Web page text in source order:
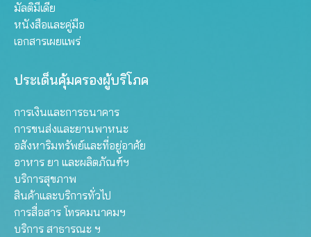
มัลติมีเดีย
หนังสือและคู่มือ
เอกสารเผยแพร่
ประเด็นคุ้มครองผู้บริโภค
การเงินและการธนาคาร
การขนส่งและยานพาหนะ
อสังหาริมทรัพย์และที่อยู่อาศัย
อาหาร ยา และผลิตภัณฑ์ฯ
บริการสุขภาพ
สินค้าและบริการทั่วไป
การสื่อสาร โทรคมนาคมฯ
บริการ สาธารณะ ฯ